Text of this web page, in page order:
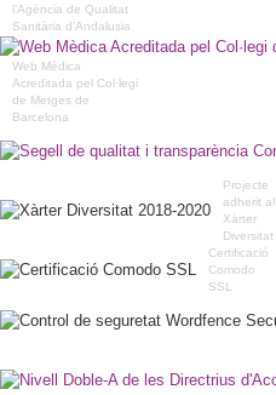
l’Agència de Qualitat
Sanitària d’Andalusia
Web Mèdica
Acreditada pel Col·legi
de Metges de
Barcelona
Projecte
adherit al
Xàrter
Diversitat
Certificació
Comodo
SSL